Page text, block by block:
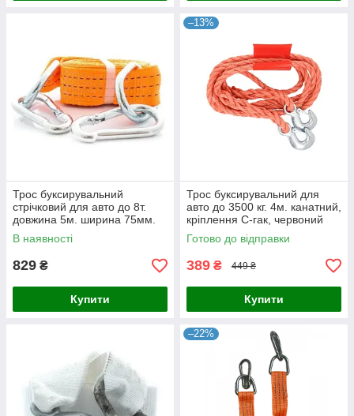
Трос буксирувальний
стрічковий для авто до 8т.
довжина 5м. ширина 75мм.
карабіна застібка,
помаранчевий Дорожня
В наявності
829 ₴
Купити
–13%
Трос буксирувальний для
авто до 3500 кг. 4м. канатний,
кріплення С-гак, червоний
Mammooth MMT A155 007
Готово до відправки
389 ₴ 449 ₴
Купити
–22%